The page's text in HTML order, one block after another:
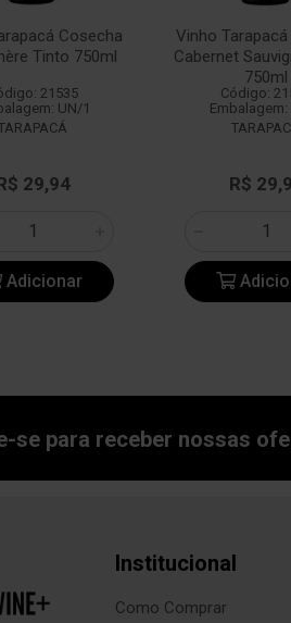
Cosecha
Tinto 750ml
21535
UN/1
29,94
Adicionar
Vinho
Cabernet
750ml
Código:
Embalagem:
R$
se para receber nossas
Institucional
Como Comprar